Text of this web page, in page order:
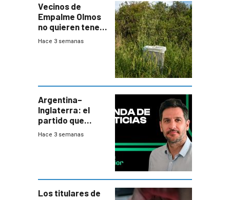
Vecinos de
Empalme Olmos
no quieren tener
cerca una planta
departamental
Hace 3 semanas
Argentina–
Inglaterra: el
partido que
nunca termina
Hace 3 semanas
Los titulares de